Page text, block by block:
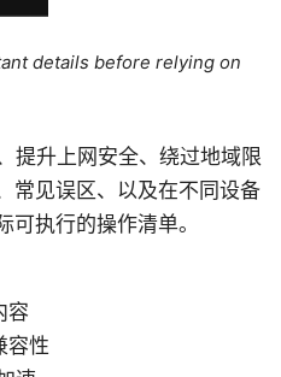
details before relying on
提升上网安全、绕过地域限
常见误区、以及在不同设备
执行的操作清单。
容
容性